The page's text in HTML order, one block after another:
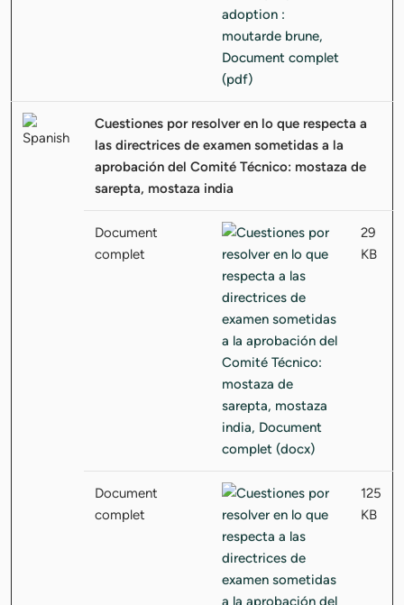
Cuestiones por resolver en lo que respecta a
las directrices de examen sometidas a la
aprobación del Comité Técnico: mostaza de
sarepta, mostaza india
Document
complet
29
KB
Document
complet
125
KB